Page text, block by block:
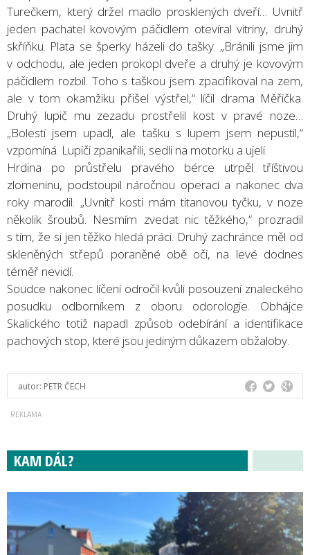
Turečkem, který držel madlo prosklených dveří… Uvnitř
jeden pachatel kovovým páčidlem otevíral vitriny, druhý
skříňku. Plata se šperky házeli do tašky. „Bránili jsme jim
v odchodu, ale jeden prokopl dveře a druhý je kovovým
páčidlem rozbil. Toho s taškou jsem zpacifikoval na zem,
ale v tom okamžiku přišel výstřel,“ líčil drama Měřička.
Druhý lupič mu zezadu prostřelil kost v pravé noze…
„Bolestí jsem upadl, ale tašku s lupem jsem nepustil,“
vzpomíná. Lupiči zpanikařili, sedli na motorku a ujeli.
Hrdina po průstřelu pravého bérce utrpěl tříštivou
zlomeninu, podstoupil náročnou operaci a nakonec dva
roky marodil. „Uvnitř kosti mám titanovou tyčku, v noze
několik šroubů. Nesmím zvedat nic těžkého,“ prozradil
s tím, že si jen těžko hledá práci. Druhý zachránce měl od
skleněných střepů poraněné obě oči, na levé dodnes
téměř nevidí.
Soudce nakonec líčení odročil kvůli posouzení znaleckého
posudku odborníkem z oboru odorologie. Obhájce
Skalického totiž napadl způsob odebírání a identifikace
pachových stop, které jsou jediným důkazem obžaloby.
autor: PETR ČECH
KAM DÁL?